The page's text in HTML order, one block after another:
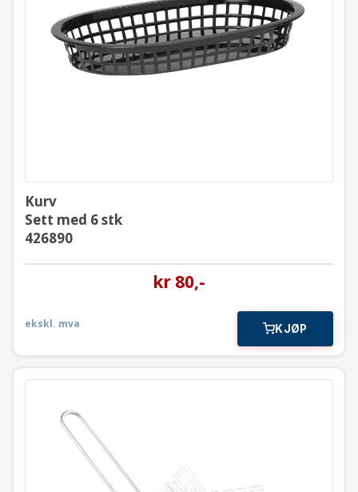
Kurv
Sett med 6 stk
Kurv
Sett med 6 stk
426890
kr 80,-
ekskl. mva KJØP